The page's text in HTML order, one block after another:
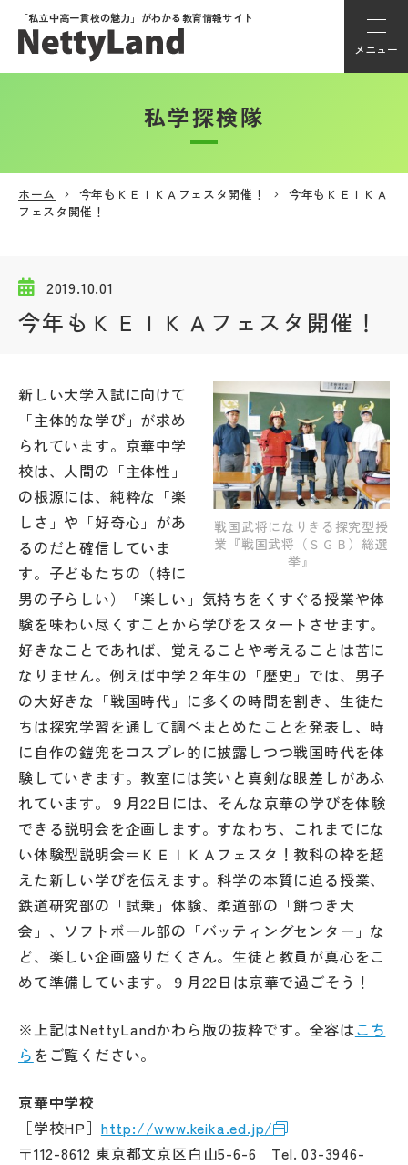
「私立中高一貫校の魅力」がわかる教育情報サイト
メニュー
アカウント登録
メニュー
学校動画
私学探検隊
帰国生受験情報
説明会・イベント情報
よみもの
学校からのお知らせ
学校HP最新情報
特集
NettyLandかわら版
その他
お問い合わせ
個人情報保護方針
サイトマップ
運営会社
私学探検隊
ホーム 今年もＫＥＩＫＡフェスタ開催！
今年もＫＥＩＫＡ
フェスタ開催！
2019.10.01
今年もＫＥＩＫＡフェスタ開催！
戦国武将になりきる探究型授
業『戦国武将（ＳＧＢ）総選
挙』
新しい大学入試に向けて
「主体的な学び」が求め
られています。京華中学
校は、人間の「主体性」
の根源には、純粋な「楽
しさ」や「好奇心」があ
るのだと確信していま
す。子どもたちの（特に
男の子らしい）「楽しい」気持ちをくすぐる授業や体
験を味わい尽くすことから学びをスタートさせます。
好きなことであれば、覚えることや考えることは苦に
なりません。例えば中学２年生の「歴史」では、男子
の大好きな「戦国時代」に多くの時間を割き、生徒た
ちは探究学習を通して調べまとめたことを発表し、時
に自作の鎧兜をコスプレ的に披露しつつ戦国時代を体
験していきます。教室には笑いと真剣な眼差しがあふ
れています。９月22日には、そんな京華の学びを体験
できる説明会を企画します。すなわち、これまでにな
い体験型説明会＝ＫＥＩＫＡフェスタ！教科の枠を超
えた新しい学びを伝えます。科学の本質に迫る授業、
鉄道研究部の「試乗」体験、柔道部の「餅つき大
会」、ソフトボール部の「バッティングセンター」な
ど、楽しい企画盛りだくさん。生徒と教員が真心をこ
めて準備しています。９月22日は京華で過ごそう！
※上記はNettyLandかわら版の抜粋です。全容はこち
ら をご覧ください。
京華中学校
［学校HP］ http://www.keika.ed.jp/
〒112-8612 東京都文京区白山5-6-6 Tel. 03-3946-